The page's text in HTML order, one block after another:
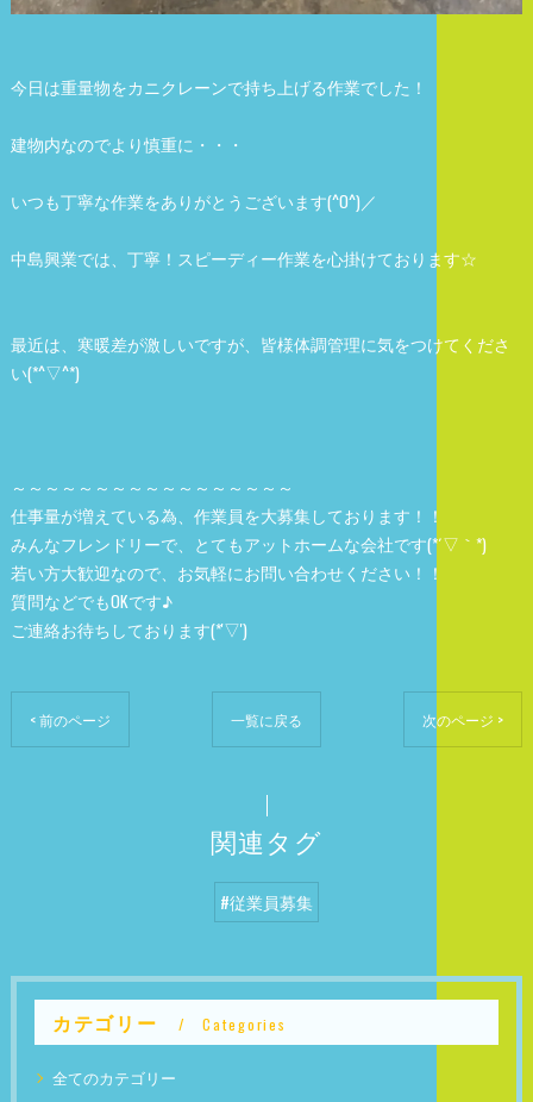
今日は重量物をカニクレーンで持ち上げる作業でした！
建物内なのでより慎重に・・・
いつも丁寧な作業をありがとうございます(^O^)／
中島興業では、丁寧！スピーディー作業を心掛けております☆
最近は、寒暖差が激しいですが、皆様体調管理に気をつけてくださ
い(*^▽^*)
～～～～～～～～～～～～～～～～～
仕事量が増えている為、作業員を大募集しております！！
みんなフレンドリーで、とてもアットホームな会社です(*´▽｀*)
若い方大歓迎なので、お気軽にお問い合わせください！！
質問などでもOKです♪
ご連絡お待ちしております(*'▽')
< 前のページ 一覧に戻る 次のページ >
関連タグ
#従業員募集
カテゴリー Categories
全てのカテゴリー